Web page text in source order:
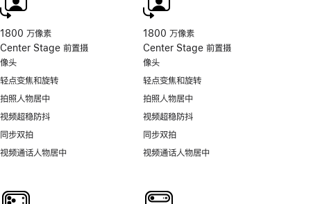
1800 万像素
Center Stage 前置摄
像头
轻点变焦和旋转
拍照人物居中
视频超稳防抖
同步双拍
视频通话人物居中
1800 万像素
Center Stage 前置摄
像头
轻点变焦和旋转
拍照人物居中
视频超稳防抖
同步双拍
视频通话人物居中